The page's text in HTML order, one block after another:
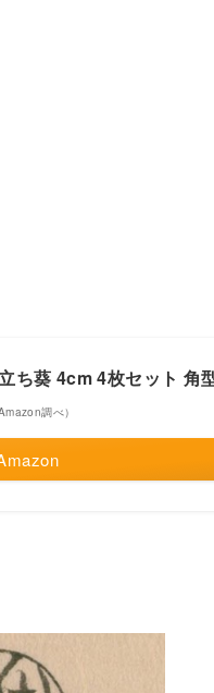
ち葵 4cm 4枚セット 角
調べ）